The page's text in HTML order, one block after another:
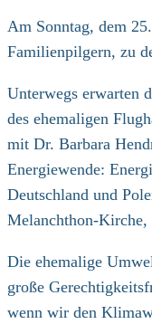
Am Sonntag, dem
Familienpilgern, zu
Unterwegs erwarten
des ehemaligen
mit Dr. Barbara
Energiewende:
Deutschland und
Melanchthon-
Die ehemalige
große
wenn wir den